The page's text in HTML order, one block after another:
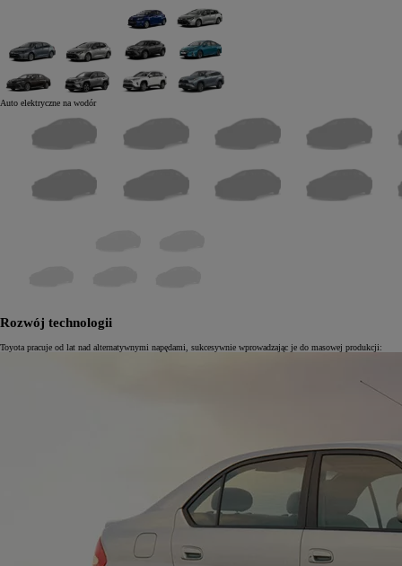
Auto elektryczne na wodór
Rozwój technologii
Toyota pracuje od lat nad alternatywnymi napędami, sukcesywnie wprowadzając je do masowej produkcji: